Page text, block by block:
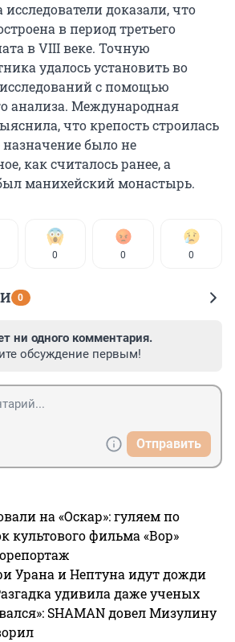
исследователи доказали, что
в период третьего
в VIII веке. Точную
удалось установить во
с помощью
анализа. Международная
что крепость строилась
назначение было не
как считалось ранее, а
манихейский монастырь.
0 0 0
0
ни одного комментария.
обсуждение первым!
Отправить
на «Оскар»: гуляем по
культового фильма «Вор»
Урана и Нептуна идут дожди
удивила даже ученых
SHAMAN довел Мизулину